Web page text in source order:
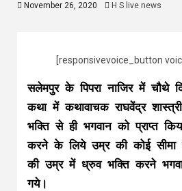
November 26, 2020 H S live news
[responsivevoice_button
सलेमपुर के पिपरा नाजिर में चौथे
कथा में कथावाचक राघवेंद्र
भक्ति से ही भगवान को प्राप्त
करने के लिये उम्र की कोई सीमा
की उम्र में ध्रुव भक्ति करने
गये।